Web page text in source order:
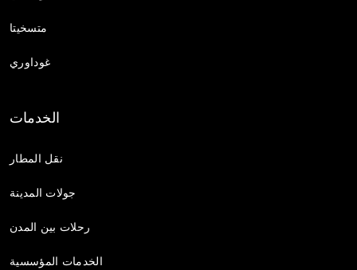
متسخيتا
غوداوري
الخدمات
نقل المطار
جولات المدينة
رحلات بين المدن
الخدمات المؤسسية